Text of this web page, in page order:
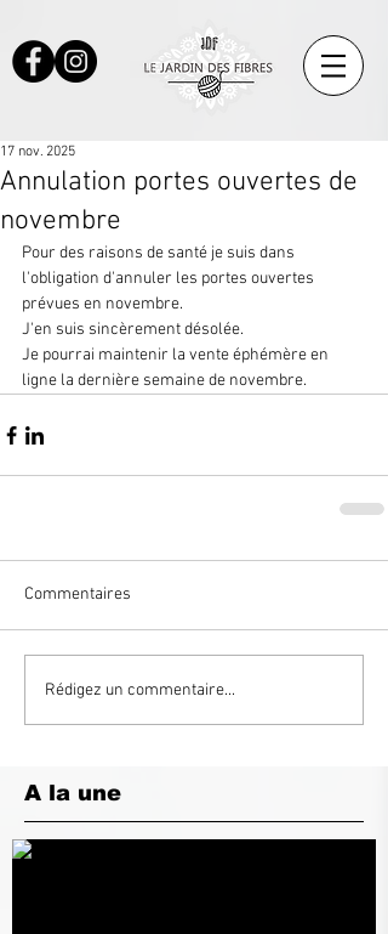
Annulation portes ouvertes de
novembre
17 nov. 2025
Pour des raisons de santé je suis dans
l'obligation d'annuler les portes ouvertes
prévues en novembre.
J'en suis sincèrement désolée.
Je pourrai maintenir la vente éphémère en
ligne la dernière semaine de novembre.
Commentaires
Rédigez un commentaire...
A la une